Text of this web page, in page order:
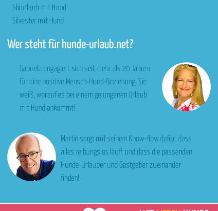
Skiurlaub mit Hund
Silvester mit Hund
Wer steht für hunde-urlaub.net?
Gabriela engagiert sich seit mehr als 20 Jahren
für eine positive Mensch-Hund-Beziehung. Sie
weiß, worauf es bei einem gelungenen Urlaub
mit Hund ankommt!
Martin sorgt mit seinem Know-How dafür, dass
alles reibungslos läuft und dass die passenden
Hunde-Urlauber und Gastgeber zueinander
finden!